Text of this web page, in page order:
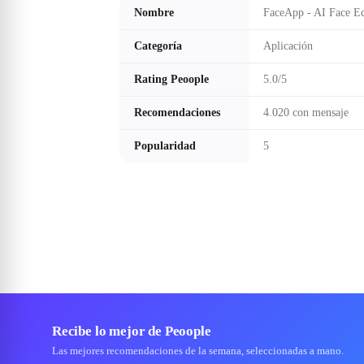
Nombre FaceApp - AI Face
Categoría Aplicación
Rating Peoople 5.0/5
Recomendaciones 4.020 con mensaje
Popularidad 5
Recibe lo mejor de Peoople
Las mejores recomendaciones de la semana, seleccionadas a mano.